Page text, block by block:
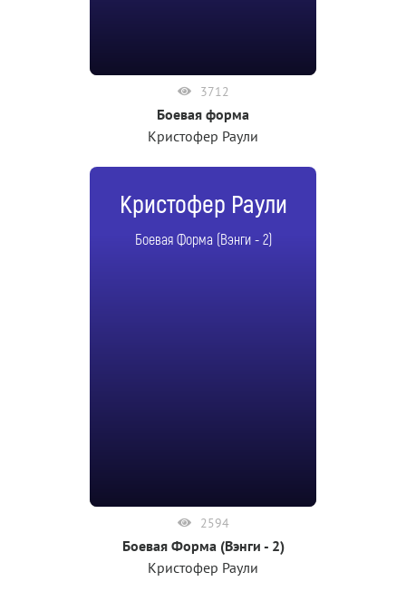
3712
Боевая форма
Кристофер Раули
Кристофер Раули
Боевая Форма (Вэнги - 2)
2594
Боевая Форма (Вэнги - 2)
Кристофер Раули